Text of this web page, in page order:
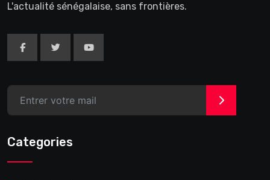
L'actualité sénégalaise, sans frontières.
>
Categories